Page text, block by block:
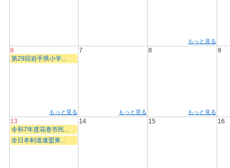
もっと見る
6
第29回岩手県小学...
もっと見る
7
もっと見る
8
もっと見る
9
13
令和7年度花巻市民...
全日本剣道連盟東...
14 15 16